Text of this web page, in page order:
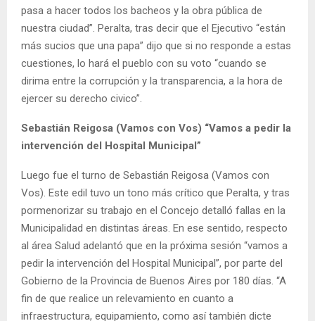
pasa a hacer todos los bacheos y la obra pública de
nuestra ciudad”. Peralta, tras decir que el Ejecutivo “están
más sucios que una papa” dijo que si no responde a estas
cuestiones, lo hará el pueblo con su voto “cuando se
dirima entre la corrupción y la transparencia, a la hora de
ejercer su derecho civico”.
Sebastián Reigosa (Vamos con Vos) “Vamos a pedir la
intervención del Hospital Municipal”
Luego fue el turno de Sebastián Reigosa (Vamos con
Vos). Este edil tuvo un tono más crítico que Peralta, y tras
pormenorizar su trabajo en el Concejo detalló fallas en la
Municipalidad en distintas áreas. En ese sentido, respecto
al área Salud adelantó que en la próxima sesión “vamos a
pedir la intervención del Hospital Municipal”, por parte del
Gobierno de la Provincia de Buenos Aires por 180 días. “A
fin de que realice un relevamiento en cuanto a
infraestructura, equipamiento, como así también dicte